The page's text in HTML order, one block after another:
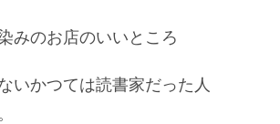
みのお店のいいところ
いかつては読書家だった人